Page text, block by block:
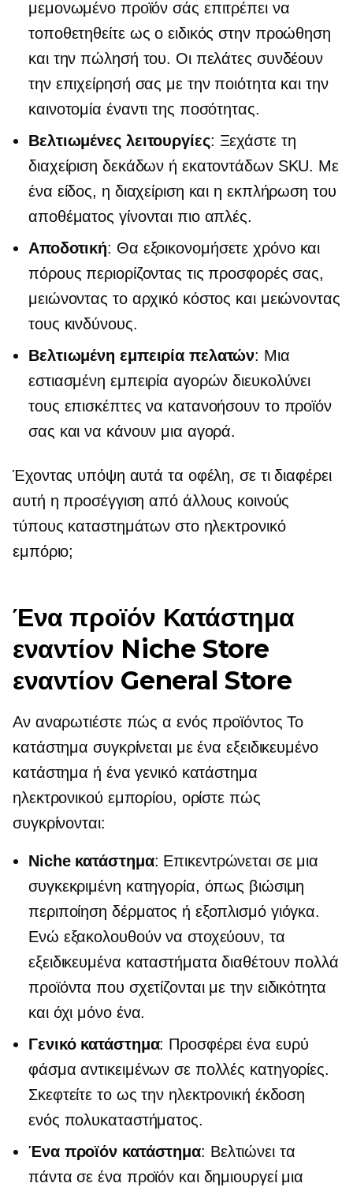
μεμονωμένο προϊόν σάς επιτρέπει να
τοποθετηθείτε ως ο ειδικός στην προώθηση
και την πώλησή του. Οι πελάτες συνδέουν
την επιχείρησή σας με την ποιότητα και την
καινοτομία έναντι της ποσότητας.
Βελτιωμένες λειτουργίες: Ξεχάστε τη
διαχείριση δεκάδων ή εκατοντάδων SKU. Με
ένα είδος, η διαχείριση και η εκπλήρωση του
αποθέματος γίνονται πιο απλές.
Αποδοτική: Θα εξοικονομήσετε χρόνο και
πόρους περιορίζοντας τις προσφορές σας,
μειώνοντας το αρχικό κόστος και μειώνοντας
τους κινδύνους.
Βελτιωμένη εμπειρία πελατών: Μια
εστιασμένη εμπειρία αγορών διευκολύνει
τους επισκέπτες να κατανοήσουν το προϊόν
σας και να κάνουν μια αγορά.
Έχοντας υπόψη αυτά τα οφέλη, σε τι διαφέρει
αυτή η προσέγγιση από άλλους κοινούς
τύπους καταστημάτων στο ηλεκτρονικό
εμπόριο;
Ένα προϊόν Κατάστημα
εναντίον Niche Store
εναντίον General Store
Αν αναρωτιέστε πώς α ενός προϊόντος Το
κατάστημα συγκρίνεται με ένα εξειδικευμένο
κατάστημα ή ένα γενικό κατάστημα
ηλεκτρονικού εμπορίου, ορίστε πώς
συγκρίνονται:
Niche κατάστημα: Επικεντρώνεται σε μια
συγκεκριμένη κατηγορία, όπως βιώσιμη
περιποίηση δέρματος ή εξοπλισμό γιόγκα.
Ενώ εξακολουθούν να στοχεύουν, τα
εξειδικευμένα καταστήματα διαθέτουν πολλά
προϊόντα που σχετίζονται με την ειδικότητα
και όχι μόνο ένα.
Γενικό κατάστημα: Προσφέρει ένα ευρύ
φάσμα αντικειμένων σε πολλές κατηγορίες.
Σκεφτείτε το ως την ηλεκτρονική έκδοση
ενός πολυκαταστήματος.
Ένα προϊόν κατάστημα: Βελτιώνει τα
πάντα σε ένα προϊόν και δημιουργεί μια